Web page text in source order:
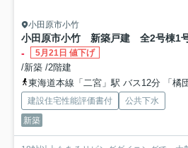
小田原市小竹
小田原市小竹 新築戸建 全2号棟1
-
5月21日 値下げ
/新築 /2階建
東海道本線「二宮」駅 バス12分 「橘
建設住宅性能評価書付
公共下水
新築